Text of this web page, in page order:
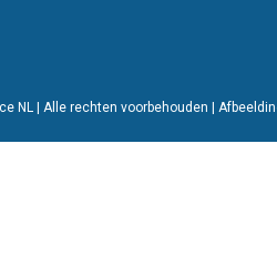
NL | Alle rechten voorbehouden |